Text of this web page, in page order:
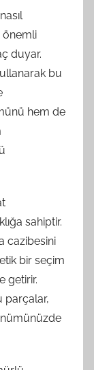
önemli
duyar.
bu
hem de
sahiptir.
cazibesini
bir seçim
getirir.
parçalar,